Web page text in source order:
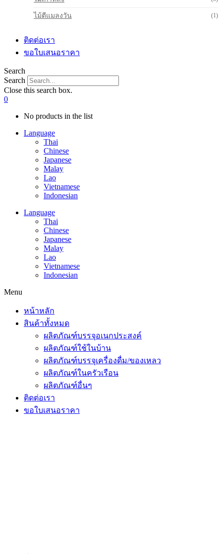
ไม้ตีแมลงวัน (1)
ติดต่อเรา
ขอใบเสนอราคา
Search
Search
Close this search box.
0
No products in the list
Language
Thai
Chinese
Japanese
Malay
Lao
Vietnamese
Indonesian
Language
Thai
Chinese
Japanese
Malay
Lao
Vietnamese
Indonesian
Menu
หน้าหลัก
สินค้าทั้งหมด
ผลิตภัณฑ์บรรจุอเนกประสงค์
ผลิตภัณฑ์ใช้ในบ้าน
ผลิตภัณฑ์บรรจุเครื่องดื่ม/ของเหลว
ผลิตภัณฑ์ในครัวเรือน
ผลิตภัณฑ์อื่นๆ
ติดต่อเรา
ขอใบเสนอราคา